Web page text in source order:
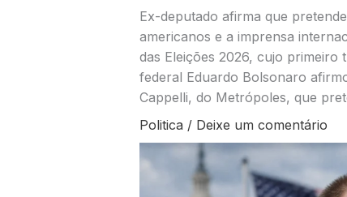
Ex-deputado afirma que
americanos e a imprensa
das Eleições 2026, cujo
federal Eduardo Bolsonaro
Cappelli, do Metrópoles, que
Politica / Deixe um comentário